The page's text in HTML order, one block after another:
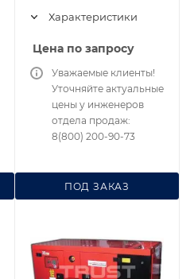
Характеристики
Цена по запросу
ПОД ЗАКАЗ
Уважаемые клиенты!
Уточняйте актуальные
цены у инженеров
отдела продаж:
8(800) 200-90-73